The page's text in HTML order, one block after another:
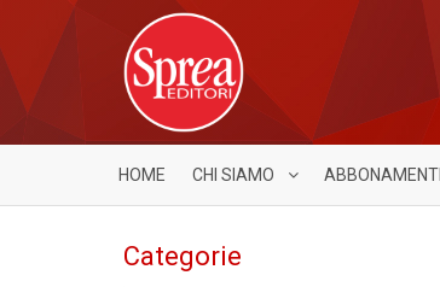
HOME CHI SIAMO ABBONAMENTI
Categorie